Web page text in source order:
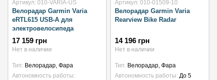
Артикул: 010-VARIA-US
Велорадар Garmin Varia
eRTL615 USB-A для
электровелосипеда
17 159 грн
Нет в наличии
Тип
Велорадар, Фара
Автономность работы
Артикул: 010-01509-10
Велорадар Garmin Varia
Rearview Bike Radar
14 196 грн
Нет в наличии
Тип
Велорадар, Фара
Автономность работы До 5